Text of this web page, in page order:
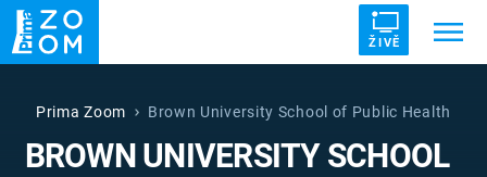
ŽIVĚ
Trendy: ZRÁDCI DRUHÁ SVĚTOVÁ VÁLKA
ZÁHADY VETŘELCI DÁVNOVĚKU
Prima Zoom Brown University School of Public Health
BROWN UNIVERSITY SCHOOL